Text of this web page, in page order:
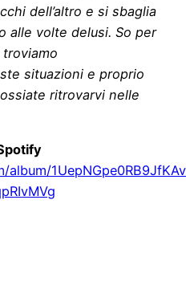
dell’altro e si sbaglia
alle volte delusi. So per
situazioni e proprio
ritrovarvi nelle